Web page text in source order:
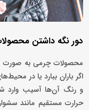
دور نگه داشتن
محصولات چرمی به صورت
اگر باران ببارد یا در
و رنگ آن‌ها آسیب وارد
حرارت مستقیم مانند